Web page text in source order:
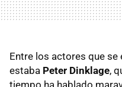
Entre los actores que
estaba Peter Dinklage,